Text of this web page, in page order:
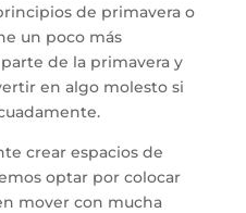
de primavera o
un poco más
de la primavera y
en algo molesto si
crear espacios de
optar por colocar
mover con mucha